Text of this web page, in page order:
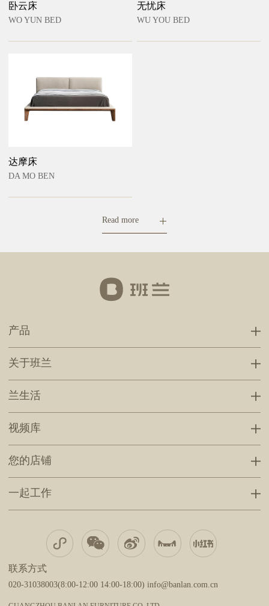
卧云床
WO YUN BED
无忧床
WU YOU BED
达摩床
DA MO BEN
Read more
产品
关于班兰
兰生活
视频库
您的店铺
一起工作
联系方式
020-31038003(8:00-12:00 14:00-18:00) info@banlan.com.cn